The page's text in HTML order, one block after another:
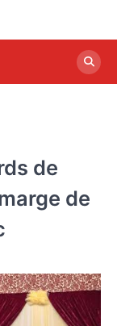
de
de